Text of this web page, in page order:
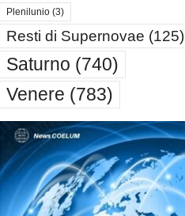
Plenilunio(3)
Resti di Supernovae (125)
Saturno (740)
Venere (783)